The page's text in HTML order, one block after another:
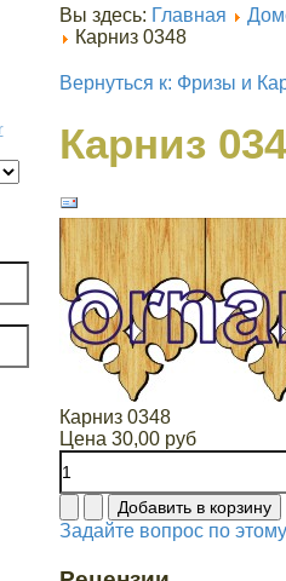
Вы здесь: Главная
Карниз 0348
Вернуться к: Фризы и
Карниз
Карниз 0348
Цена 30,00 руб
Задайте вопрос по